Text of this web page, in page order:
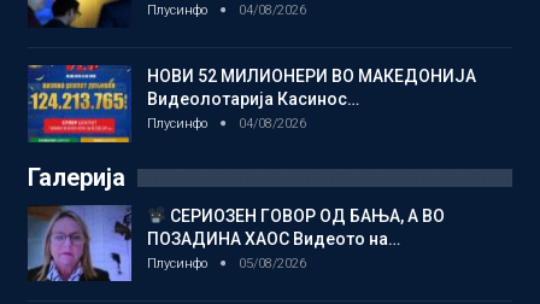
Плусинфо 04/08/2026
НОВИ 52 МИЛИОНЕРИ ВО МАКЕДОНИЈА
Видеолотарија Касинос…
Плусинфо 04/08/2026
Галерија
СЕРИОЗЕН ГОВОР ОД БАЊА, А ВО
ПОЗАДИНА ХАОС Видеото на…
Плусинфо 05/08/2026